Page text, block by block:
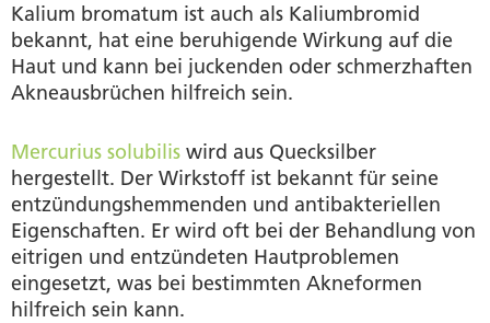
Kalium bromatum ist auch als Kaliumbromid
bekannt, hat eine beruhigende Wirkung auf die
Haut und kann bei juckenden oder schmerzhaften
Akneausbrüchen hilfreich sein.
Mercurius solubilis wird aus Quecksilber
hergestellt. Der Wirkstoff ist bekannt für seine
entzündungshemmenden und antibakteriellen
Eigenschaften. Er wird oft bei der Behandlung von
eitrigen und entzündeten Hautproblemen
eingesetzt, was bei bestimmten Akneformen
hilfreich sein kann.